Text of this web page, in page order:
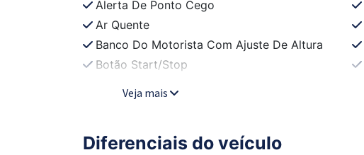
Alerta De Ponto Cego
Ar Quente
Banco Do Motorista Com Ajuste De Altura
Botão Start/Stop
Veja mais
Diferenciais do veículo